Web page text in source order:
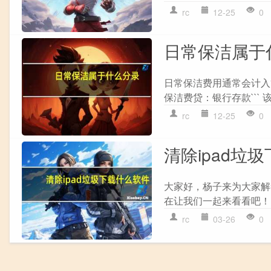
rc 12-25 0
日常保洁属
日常保洁费用通常会计
保洁费贷：银行存款```
rc 12-25 0
清除ipad垃圾
大家好，杨子来为大家
在让我们一起来看看吧
rc 03-26 0